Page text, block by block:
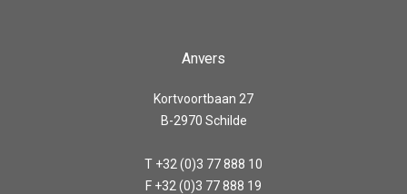
Anvers
Kortvoortbaan 27
B-2970 Schilde
T +32 (0)3 77 888 10
F +32 (0)3 77 888 19